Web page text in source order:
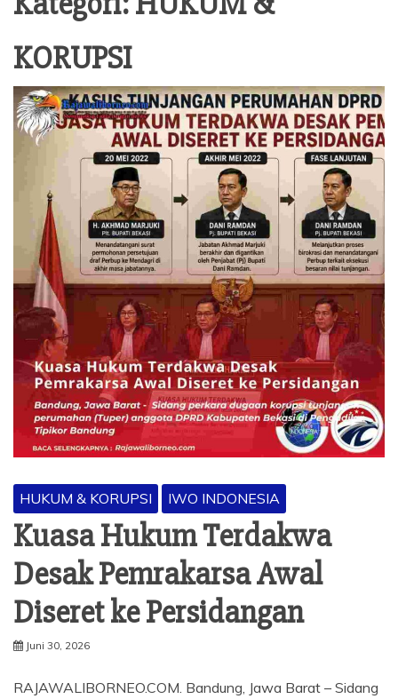
BERITA
KORUPSI
HUKUM & KORUPSI IWO INDONESIA
Kuasa Hukum Terdakwa
Desak Pemrakarsa Awal
Diseret ke Persidangan
Juni 30, 2026
RAJAWALIBORNEO.COM. Bandung, Jawa Barat – Sidang